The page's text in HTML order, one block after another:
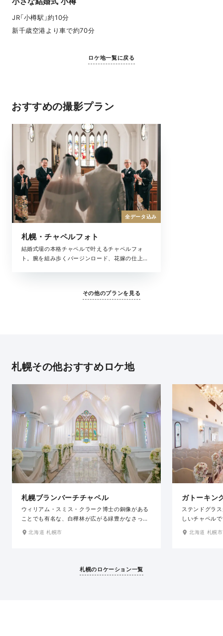
JR「小樽駅」約10分
新千歳空港より車で約70分
ロケ地一覧に戻る
おすすめの撮影プラン
札幌・チャペルフォト
結婚式場の本格チャペルで叶えるチャペルフォ
ト。腕を組み歩くバージンロード、花嫁の仕上げ
影データがセットになったプランです。
全データ込み
その他のプランを見る
札幌その他おすすめロケ地
札幌ブランバーチチャペル
ウィリアム・スミス・クラーク博士の銅像がある
ことでも有名な、白樺林が広がる緑豊かなさっぽ
ろ羊ヶ丘展望台内に佇む純白のチャペル。ステン
ます。オプションのプチロケ撮影で、クラーク像
との撮影もできます。ラヴィファクトリー 札幌店
北海道 札幌市
ガトーキン
ステンドグラ
しいチャペル
ンドグラスか
北海道 札幌市
札幌のロケーション一覧